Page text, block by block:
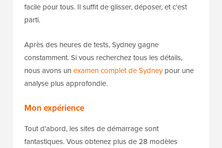
facile pour tous. Il suffit de glisser, déposer, et c'est
parti.
Après des heures de tests, Sydney gagne
constamment. Si vous recherchez tous les détails,
nous avons un examen complet de Sydneypour une
analyse plus approfondie.
Mon expérience
Tout d'abord, les sites de démarrage sont
fantastiques. Vous obtenez plus de 28 modèles